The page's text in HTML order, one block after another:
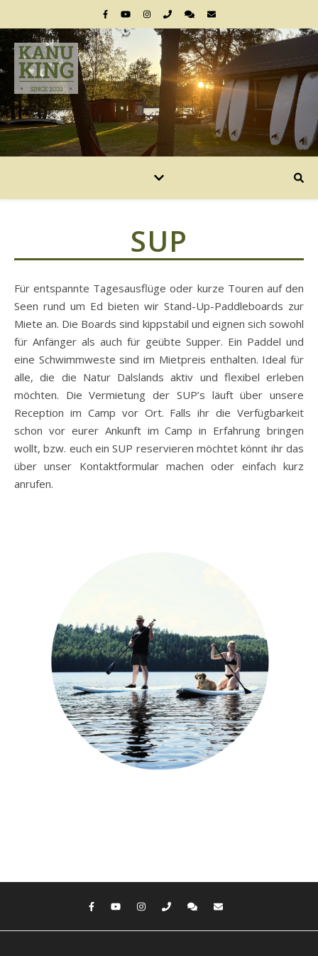
SUP
Für entspannte Tagesausflüge oder kurze Touren auf den
Seen rund um Ed bieten wir Stand-Up-Paddleboards zur
Miete an. Die Boards sind kippstabil und eignen sich sowohl
für Anfänger als auch für geübte Supper. Ein Paddel und
eine Schwimmweste sind im Mietpreis enthalten. Ideal für
alle, die die Natur Dalslands aktiv und flexibel erleben
möchten. Die Vermietung der SUP’s läuft über unsere
Reception im Camp vor Ort. Falls ihr die Verfügbarkeit
schon vor eurer Ankunft im Camp in Erfahrung bringen
wollt, bzw. euch ein SUP reservieren möchtet könnt ihr das
über unser Kontaktformular machen oder einfach kurz
anrufen.